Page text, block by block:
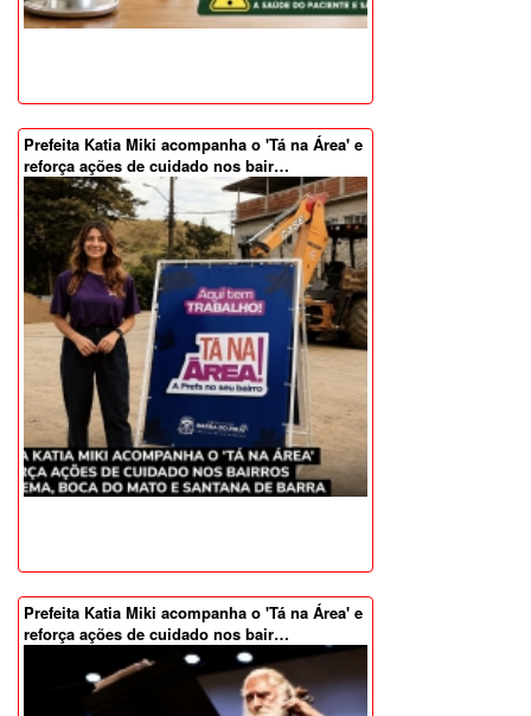
Prefeita Katia Miki acompanha o 'Tá na Área' e
reforça ações de cuidado nos bair…
Prefeita Katia Miki acompanha o 'Tá na Área' e
reforça ações de cuidado nos bair…